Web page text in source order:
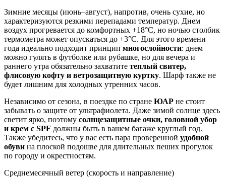
Зимние месяцы (июнь–август), напротив, очень сухие, но
характеризуются резкими перепадами температур. Днем
воздух прогревается до комфортных +18°C, но ночью столбик
термометра может опускаться до +3°C. Для этого времени
года идеально подходит принцип многослойности: днем
можно гулять в футболке или рубашке, но для вечера и
раннего утра обязательно захватите теплый свитер,
флисовую кофту и ветрозащитную куртку. Шарф также не
будет лишним для холодных утренних часов.
Независимо от сезона, в поездке по стране ЮАР не стоит
забывать о защите от ультрафиолета. Даже зимой солнце здесь
светит ярко, поэтому солнцезащитные очки, головной убор
и крем с SPF должны быть в вашем багаже круглый год.
Также убедитесь, что у вас есть пара проверенной удобной
обуви на плоской подошве для длительных пеших прогулок
по городу и окрестностям.
Среднемесячный ветер (скорость и направление)